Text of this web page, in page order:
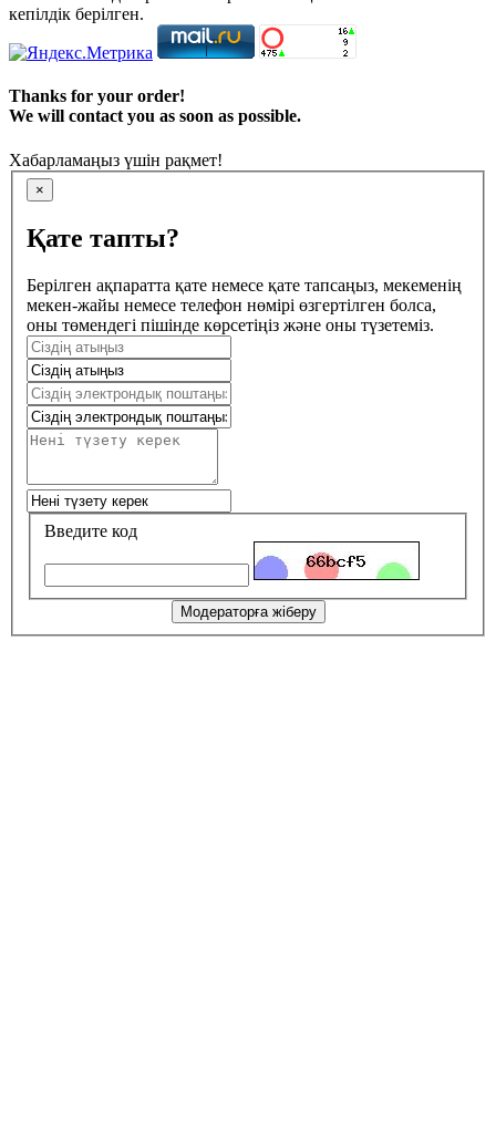
кепілдік берілген.
Thanks for your order!
We will contact you as soon as possible.
Хабарламаңыз үшін рақмет!
×
Қате тапты?
Берілген ақпаратта қате немесе қате тапсаңыз, мекеменің
мекен-жайы немесе телефон нөмірі өзгертілген болса,
оны төмендегі пішінде көрсетіңіз және оны түзетеміз.
Введите код
Модераторға жіберу